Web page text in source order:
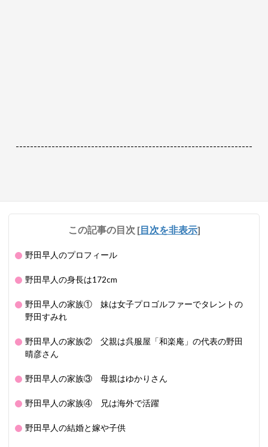
------------------------------------------------------------------
この記事の目次 [目次を非表示]
野田早人のプロフィール
野田早人の身長は172cm
野田早人の家族① 妹は女子プロゴルファーでタレントの
野田すみれ
野田早人の家族② 父親は呉服屋「和楽庵」の代表の野田
晴彦さん
野田早人の家族③ 母親はゆかりさん
野田早人の家族④ 兄は海外で活躍
野田早人の結婚と嫁や子供